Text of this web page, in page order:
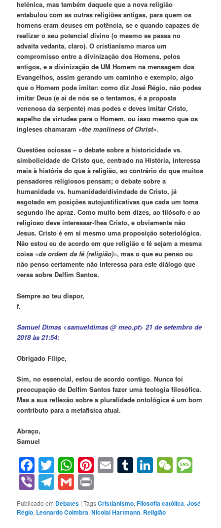
helénica, mas também daquele que a nova religião
entabulou com as outras religiões antigas, para quem os
homens eram deuses em potência, se e quando capazes de
realizar o seu potencial divino (o mesmo se passa no
advaita vedanta, claro). O cristianismo marca um
compromisso entre a divinização dos Homens, pelos
antigos, e a divinização de UM Homem na mensagem dos
Evangelhos, assim gerando um caminho e exemplo, algo
que o Homem pode imitar: como diz José Régio, não podes
imitar Deus (e ai de nós se o tentamos, é a proposta
venenosa da serpente) mas podes e deves imitar Cristo,
espelho de virtudes para o Homem, ou isso mesmo que os
ingleses chamaram «the manliness of Christ».
Questões ociosas – o debate sobre a historicidade vs.
simbolicidade de Cristo que, centrado na História, interessa
mais à história do que à religião, ao contrário do que muitos
pensadores religiosos pensam; o debate sobre a
humanidade vs. humanidade/divindade de Cristo, já
esgotado em posições autojustificativas que cada um toma
segundo lhe apraz. Como muito bem dizes, ao filósofo e ao
religioso deve interessar-lhes Cristo, e obviamente não
Jesus. Cristo é em si mesmo uma proposição soteriológica.
Não estou eu de acordo em que religião e fé sejam a mesma
coisa «da ordem da fé (religião)», mas o que eu penso ou
não penso certamente não interessa para este diálogo que
versa sobre Delfim Santos.
Sempre ao teu dispor,
f.
Samuel Dimas <samueldimas @ meo.pt> 21 de setembro de
2018 às 21:54:
Obrigado Filipe,
Sim, no essencial, estou de acordo contigo. Nunca foi
preocupação de Delfim Santos fazer uma teologia filosófica.
Mas a sua reflexão sobre a pluralidade ontológica é um bom
contributo para a metafísica atual.
Abraço,
Samuel
Facebook
Twitter
WhatsApp
Pinterest
EmailTumblr
LinkedIn
ViberTelegram
Gmail
Publicado em Debates |TagsCristianismo,Filosofia católica,José
Régio, Leonardo Coimbra,Nicolai Hartmann, Religião